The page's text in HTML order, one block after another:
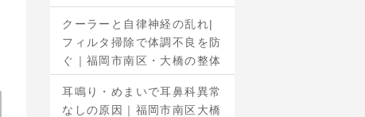
クーラーと自律神経の乱れ|
フィルタ掃除で体調不良を防
ぐ｜福岡市南区・大橋の整体
耳鳴り・めまいで耳鼻科異常
なしの原因｜福岡市南区大橋